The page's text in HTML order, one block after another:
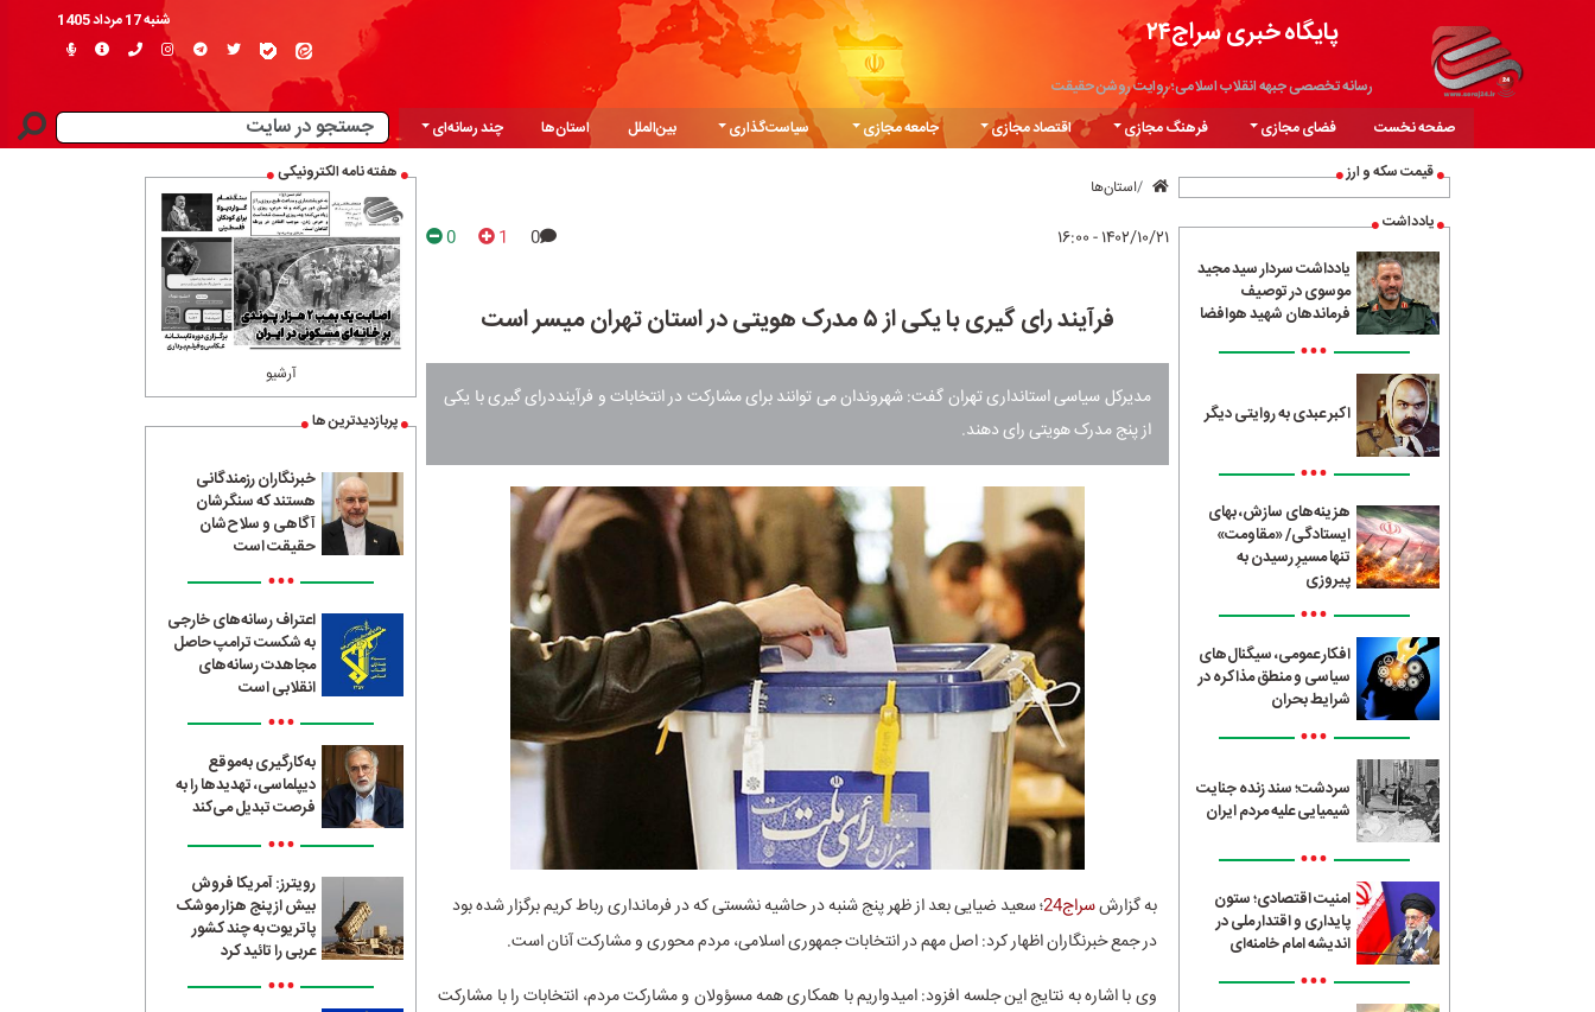
پایگاه خبری سراج۲۴
رسانه تخصصی جبهه انقلاب اسلامی؛ روایت روشن حقیقت
شنبه 17 مرداد 1405
صفحه نخست فضای مجازی فرهنگ مجازی اقتصاد مجازی جامعه مجازی سیاست‌گذاری بین‌الملل استان‌ها
چند رسانه‌ای
قیمت سکه و ارز
یادداشت
یادداشت سردار سید مجید
موسوی در توصیف
فرماندهان شهید هوافضا
•••
اکبر عبدی به روایتی دیگر
•••
هزینه‌های سازش، بهای
ایستادگی/ «مقاومت»
تنها مسیرِ رسیدن به
پیروزی
•••
افکار عمومی، سیگنال‌های
سیاسی و منطق مذاکره در
شرایط بحران
•••
سردشت؛ سند زنده جنایت
شیمیایی علیه مردم ایران
•••
امنیت اقتصادی؛ ستون
پایداری و اقتدار ملی در
اندیشه امام خامنه‌ای
•••
استان‌ها
۱۴۰۲/۱۰/۲۱ - ۱۶:۰۰ 0
1
0
فرآیند رای گیری با یکی از ۵ مدرک هویتی در استان تهران میسر است
مدیرکل سیاسی استانداری تهران گفت: شهروندان می توانند برای مشارکت در انتخابات و فرآینددرای گیری با یکی
از پنج مدرک هویتی رای دهند.
به گزارشسراج24
؛ سعید ضیایی بعد از ظهر پنج شنبه در حاشیه نشستی که در فرمانداری رباط کریم برگزار شده بود
در جمع خبرنگاران اظهار کرد: اصل مهم در انتخابات جمهوری اسلامی، مردم محوری و مشارکت آنان است.
وی با اشاره به نتایج این جلسه افزود: امیدواریم با همکاری همه مسؤولان و مشارکت مردم، انتخابات را با مشارکت
هفته نامه الکترونیکی
آرشیو
پربازدیدترین ها
خبرنگاران رزمندگانی
هستند که سنگرشان
آگاهی و سلاح‌شان
حقیقت است
•••
اعتراف رسانه‌های خارجی
به شکست ترامپ حاصل
مجاهدت رسانه‌های
انقلابی است
•••
به‌کارگیری به‌موقع
دیپلماسی، تهدیدها را به
فرصت تبدیل می‌کند
•••
رویترز: آمریکا فروش
بیش از پنج هزار موشک
پاتریوت به چند کشور
عربی را تائید کرد
•••